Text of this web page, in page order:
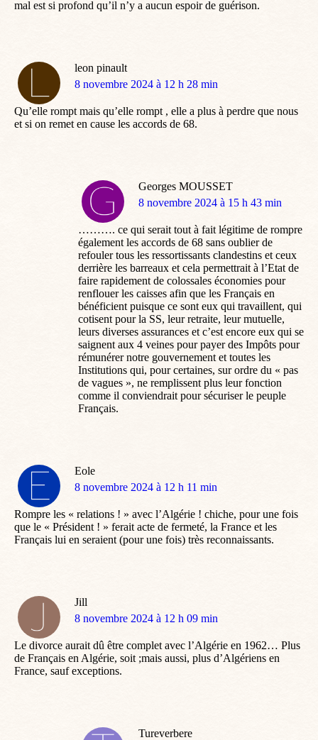
mal est si profond qu’il n’y a aucun espoir de guérison.
leon pinault
dit
8 novembre 2024 à 12 h 28 min
Qu’elle rompt mais qu’elle rompt , elle a plus à perdre que nous
et si on remet en cause les accords de 68.
Georges MOUSSET
dit
8 novembre 2024 à 15 h 43 min
………. ce qui serait tout à fait légitime de rompre
également les accords de 68 sans oublier de
refouler tous les ressortissants clandestins et ceux
derrière les barreaux et cela permettrait à l’Etat de
faire rapidement de colossales économies pour
renflouer les caisses afin que les Français en
bénéficient puisque ce sont eux qui travaillent, qui
cotisent pour la SS, leur retraite, leur mutuelle,
leurs diverses assurances et c’est encore eux qui se
saignent aux 4 veines pour payer des Impôts pour
rémunérer notre gouvernement et toutes les
Institutions qui, pour certaines, sur ordre du « pas
de vagues », ne remplissent plus leur fonction
comme il conviendrait pour sécuriser le peuple
Français.
Eole
dit
8 novembre 2024 à 12 h 11 min
Rompre les « relations ! » avec l’Algérie ! chiche, pour une fois
que le « Président ! » ferait acte de fermeté, la France et les
Français lui en seraient (pour une fois) très reconnaissants.
Jill
dit
8 novembre 2024 à 12 h 09 min
Le divorce aurait dû être complet avec l’Algérie en 1962… Plus
de Français en Algérie, soit ;mais aussi, plus d’Algériens en
France, sauf exceptions.
Tureverbere